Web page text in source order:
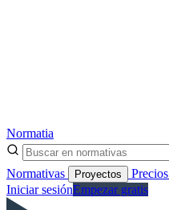
Normatia
Normativas Proyectos Precios
Iniciar sesiónEmpezar gratis